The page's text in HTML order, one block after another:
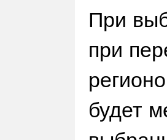
При
при
будет